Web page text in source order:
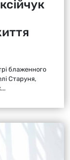
блаженного
Старуня,